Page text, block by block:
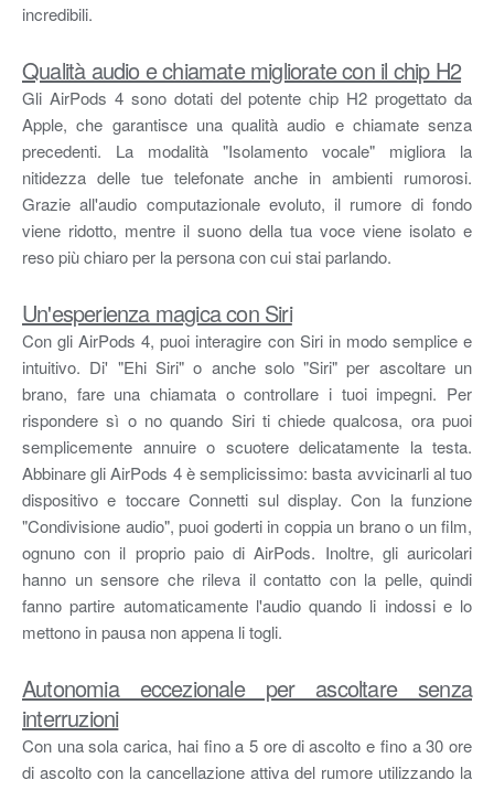
incredibili.
Qualità audio e chiamate migliorate con il chip H2
Gli AirPods 4 sono dotati del potente chip H2 progettato da
Apple, che garantisce una qualità audio e chiamate senza
precedenti. La modalità "Isolamento vocale" migliora la
nitidezza delle tue telefonate anche in ambienti rumorosi.
Grazie all'audio computazionale evoluto, il rumore di fondo
viene ridotto, mentre il suono della tua voce viene isolato e
reso più chiaro per la persona con cui stai parlando.
Un'esperienza magica con Siri
Con gli AirPods 4, puoi interagire con Siri in modo semplice e
intuitivo. Di' "Ehi Siri" o anche solo "Siri" per ascoltare un
brano, fare una chiamata o controllare i tuoi impegni. Per
rispondere sì o no quando Siri ti chiede qualcosa, ora puoi
semplicemente annuire o scuotere delicatamente la testa.
Abbinare gli AirPods 4 è semplicissimo: basta avvicinarli al tuo
dispositivo e toccare Connetti sul display. Con la funzione
"Condivisione audio", puoi goderti in coppia un brano o un film,
ognuno con il proprio paio di AirPods. Inoltre, gli auricolari
hanno un sensore che rileva il contatto con la pelle, quindi
fanno partire automaticamente l'audio quando li indossi e lo
mettono in pausa non appena li togli.
Autonomia eccezionale per ascoltare senza
interruzioni
Con una sola carica, hai fino a 5 ore di ascolto e fino a 30 ore
di ascolto con la cancellazione attiva del rumore utilizzando la